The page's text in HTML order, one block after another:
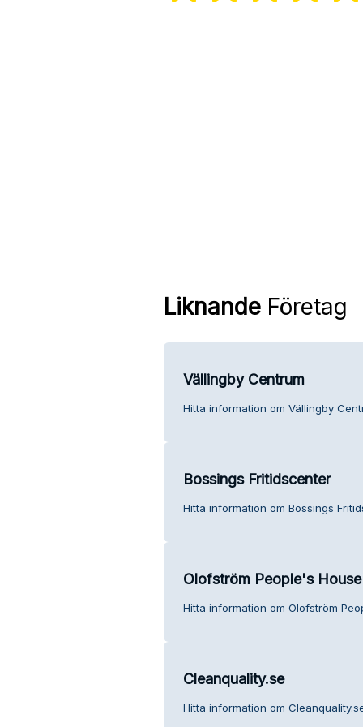
LiknandeFöretag
Vällingby Centrum
Hitta information om Vällingby
Bossings Fritidscenter
Hitta information om Bossings
Olofström People's
Hitta information om Olofström
Cleanquality.se
Hitta information om